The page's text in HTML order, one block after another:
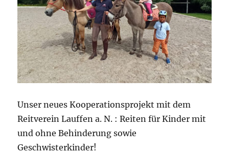
Unser neues Kooperationsprojekt mit dem
Reitverein Lauffen a. N. : Reiten für Kinder mit
und ohne Behinderung sowie
Geschwisterkinder!